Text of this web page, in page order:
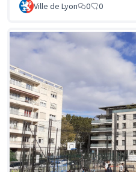
Ville de Lyon 0 0